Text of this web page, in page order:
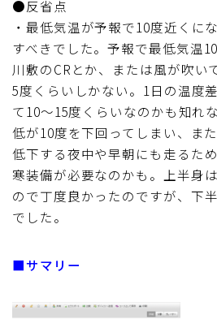
●反省点
・最低気温が予報で10度近くに
すべきでした。予報で最低気温
川敷のCRとか、または風が吹い
5度くらいしかない。1日の温度
て10～15度くらいなのかも知れ
低が10度を下回ってしまい、ま
低下する夜中や早朝にも走るた
寒装備が必要なのかも。上半身
ので丁度良かったのですが、下
でした。
■サマリー